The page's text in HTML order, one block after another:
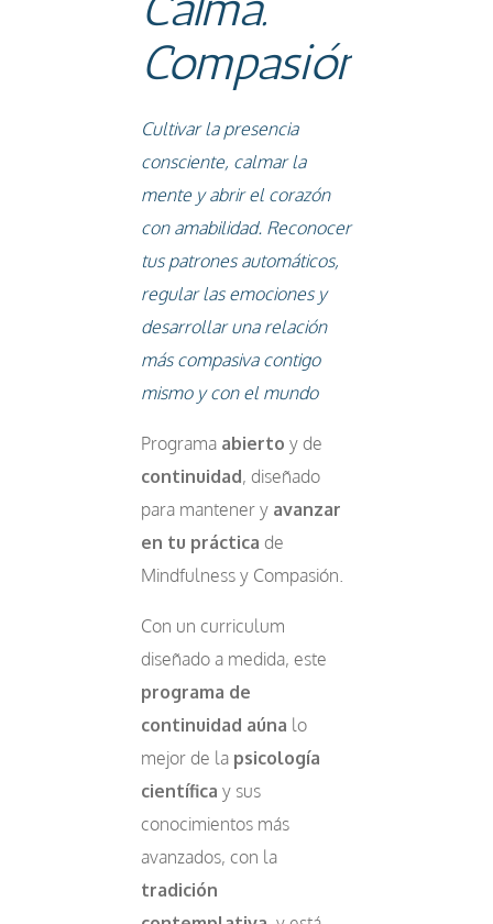
Compasión
Cultivar la presencia
consciente, calmar la
mente y abrir el corazón
con amabilidad. Reconocer
tus patrones automáticos,
regular las emociones y
desarrollar una relación
más compasiva contigo
mismo y con el mundo
Programa abierto y de
continuidad, diseñado
para mantener y avanzar
en tu práctica de
Mindfulness y Compasión.
Con un curriculum
diseñado a medida, este
programa de
continuidad aúna lo
mejor de la psicología
científica y sus
conocimientos más
avanzados, con la
tradición